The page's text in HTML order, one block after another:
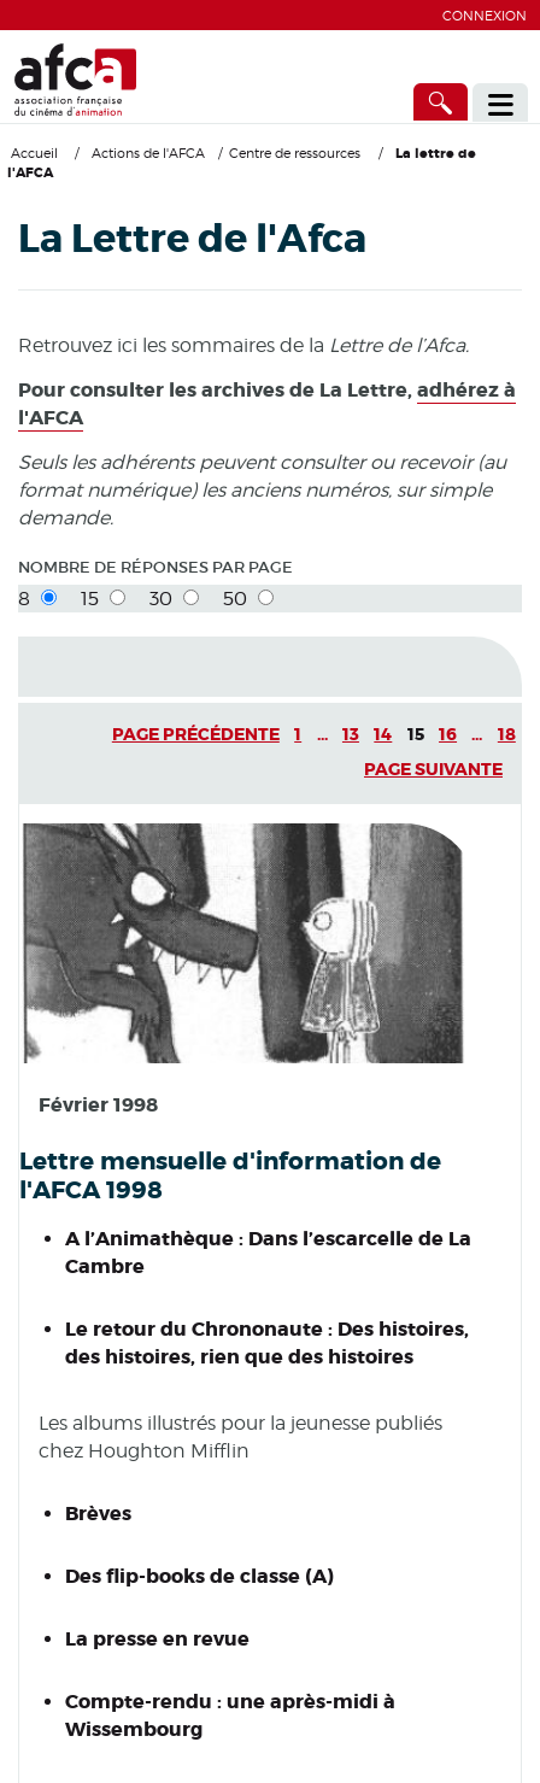
CONNEXION
Accueil / Actions de l'AFCA / Centre de ressources /
La lettre de
l'AFCA
La Lettre de l'Afca
Retrouvez ici les sommaires de la Lettre de l’Afca.
Pour consulter les archives de La Lettre,adhérez à
l'AFCA
Seuls les adhérents peuvent consulter ou recevoir (au
format numérique) les anciens numéros, sur simple
demande.
NOMBRE DE RÉPONSES PAR PAGE
8 15 30 50
PAGE PRÉCÉDENTE 1 ... 13 14 15 16 ...
18
PAGE SUIVANTE
Février 1998
Lettre mensuelle d'information de
l'AFCA 1998
A l’Animathèque : Dans l’escarcelle de La
Cambre
Le retour du Chrononaute : Des histoires,
des histoires, rien que des histoires
Les albums illustrés pour la jeunesse publiés
chez Houghton Mifflin
Brèves
Des flip-books de classe (A)
La presse en revue
Compte-rendu : une après-midi à
Wissembourg